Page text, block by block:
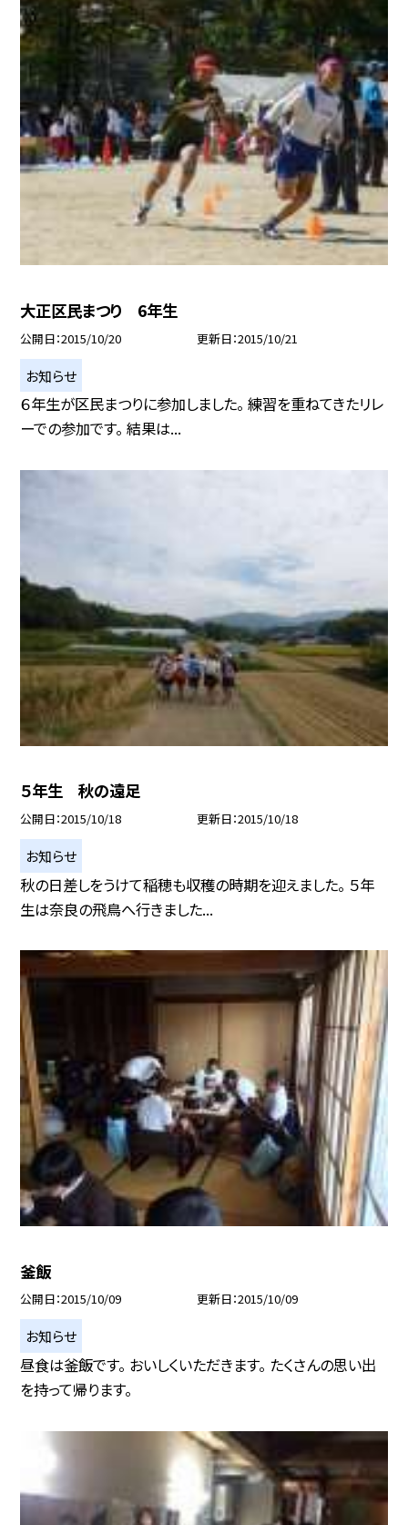
大正区民まつり 6年生
公開日 2015/10/20 更新日 2015/10/21
お知らせ
６年生が区民まつりに参加しました。 練習を重ねてきたリレ
ーでの参加です。 結果は...
５年生 秋の遠足
公開日 2015/10/18 更新日 2015/10/18
お知らせ
秋の日差しをうけて稲穂も収穫の時期を迎えました。 ５年
生は奈良の飛鳥へ行きました...
釜飯
公開日 2015/10/09 更新日 2015/10/09
お知らせ
昼食は釜飯です。 おいしくいただきます。 たくさんの思い出
を持って帰ります。